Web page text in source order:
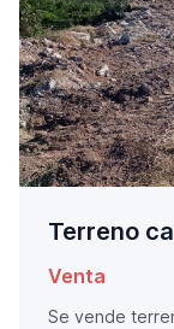
Terreno
Venta
Se vende